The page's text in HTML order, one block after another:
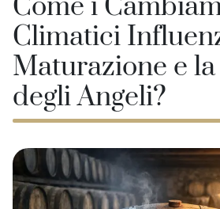
Come i
Climatici
Maturazione e
degli Angeli?